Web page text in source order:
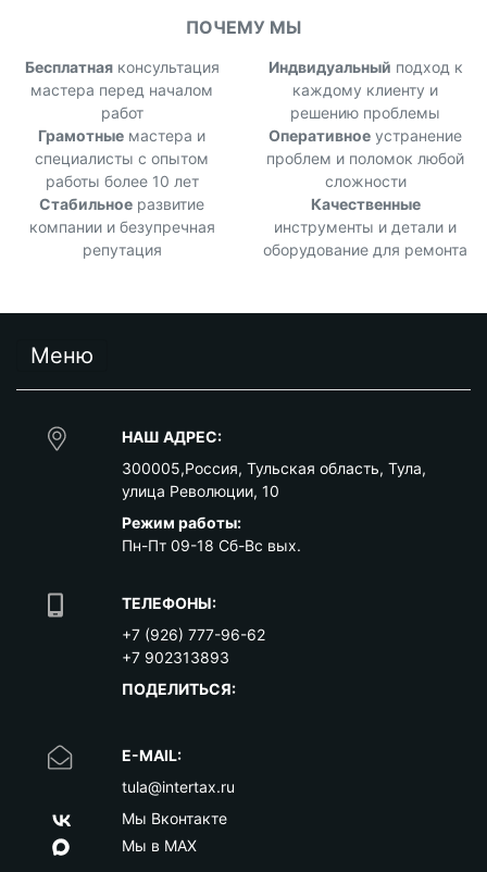
ПОЧЕМУ МЫ
Бесплатнаяконсультация
мастера перед началом
работ
Индвидуальный подход к
каждому клиенту и
решению проблемы
Грамотные мастера и
специалисты с опытом
работы более 10 лет
Оперативное устранение
проблем и поломок любой
сложности
Стабильное развитие
компании и безупречная
репутация
Качественные
инструменты и детали и
оборудование для ремонта
Меню
НАШ АДРЕС:
300005,Россия, Тульская область, Тула,
улица Революции, 10
Режим работы:
Пн-Пт 09-18 Сб-Вс вых.
ТЕЛЕФОНЫ:
+7 (926) 777-96-62
+7 902313893
ПОДЕЛИТЬСЯ:
E-MAIL:
tula@intertax.ru
Мы Вконтакте
Мы в MAX